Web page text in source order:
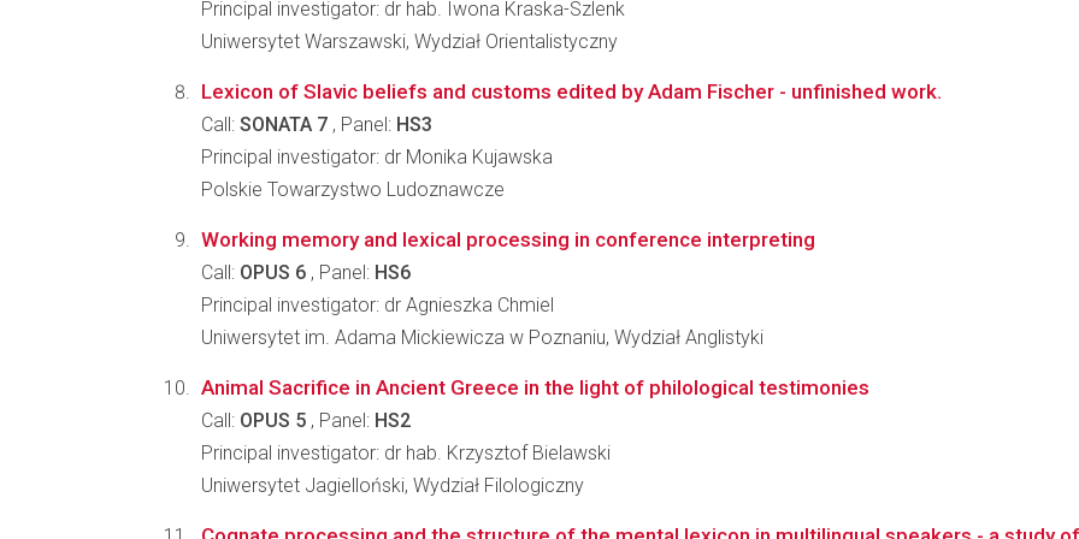
Principal investigator: dr hab. Iwona Kraska-Szlenk
Uniwersytet Warszawski, Wydział Orientalistyczny
Lexicon of Slavic beliefs and customs edited by Adam Fischer - unfinished work.
Call: SONATA 7 , Panel: HS3
Principal investigator: dr Monika Kujawska
Polskie Towarzystwo Ludoznawcze
Working memory and lexical processing in conference interpreting
Call: OPUS 6 , Panel: HS6
Principal investigator: dr Agnieszka Chmiel
Uniwersytet im. Adama Mickiewicza w Poznaniu, Wydział Anglistyki
Animal Sacrifice in Ancient Greece in the light of philological testimonies
Call: OPUS 5 , Panel: HS2
Principal investigator: dr hab. Krzysztof Bielawski
Uniwersytet Jagielloński, Wydział Filologiczny